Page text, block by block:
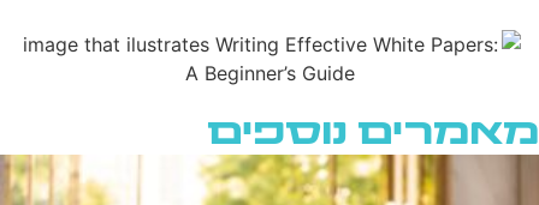
מאמרים נוספים